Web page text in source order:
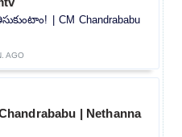
| CM Chandrababu
AGO
| Nethanna